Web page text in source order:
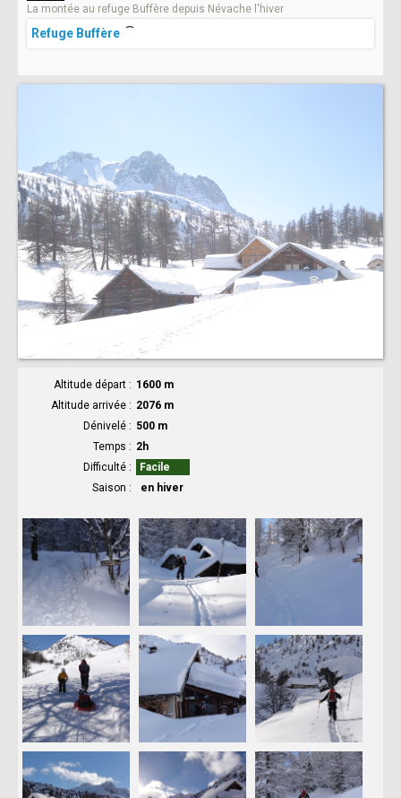
La montée au refuge Buffère depuis Névache l'hiver
Refuge Buffère
Altitude départ
1600 m
Altitude arrivée
2076 m
Dénivelé
500 m
Temps
2h
Difficulté
Facile
Saison
en hiver